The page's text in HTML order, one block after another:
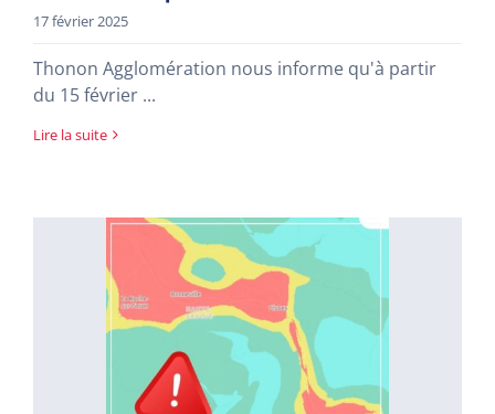
17 février 2025
Thonon Agglomération nous informe qu'à partir
du 15 février ...
Lire la suite